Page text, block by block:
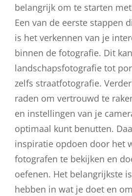
belangrijk om te starten
Een van de eerste stappen
is het verkennen van je
binnen de fotografie. Dit
landschapsfotografie tot
zelfs straatfotografie.
raden om vertrouwd te
en instellingen van je
optimaal kunt benutten.
inspiratie opdoen door het
fotografen te bekijken en
oefenen. Het belangrijkste
hebben in wat je doet en